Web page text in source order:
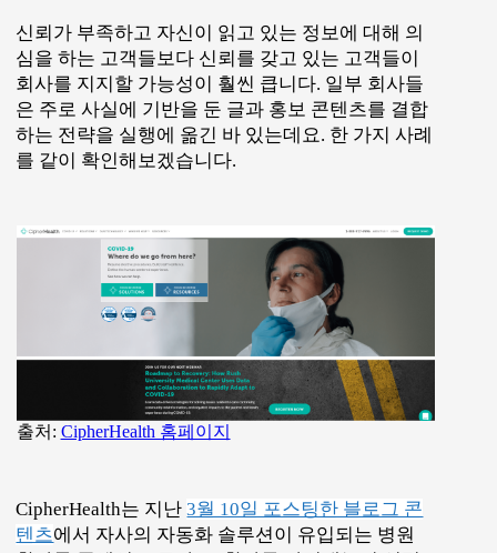
신뢰가 부족하고 자신이 읽고 있는 정보에 대해 의
심을 하는 고객들보다 신뢰를 갖고 있는 고객들이
회사를 지지할 가능성이 훨씬 큽니다. 일부 회사들
은 주로 사실에 기반을 둔 글과 홍보 콘텐츠를 결합
하는 전략을 실행에 옮긴 바 있는데요. 한 가지 사례
를 같이 확인해보겠습니다.
출처: CipherHealth 홈페이지
CipherHealth는 지난3월 10일 포스팅한 블로그 콘
텐츠에서 자사의 자동화 솔루션이 유입되는 병원